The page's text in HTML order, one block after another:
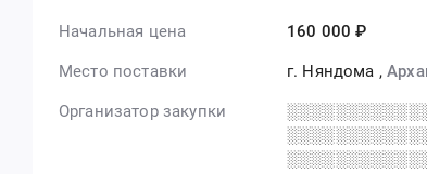
Начальная цена 160 000 ₽
Место поставки г. Няндома ,
Организатор закупки